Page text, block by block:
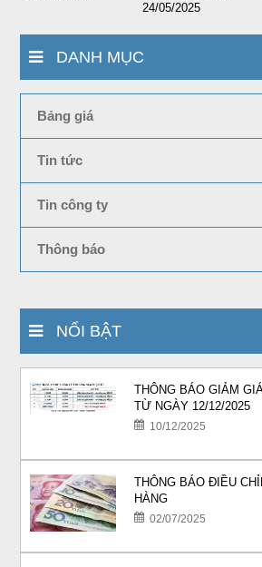
24/05/2025
DANH MỤC
Bảng giá
Tin tức
Tin công ty
Thông báo
NỔI BẬT
THÔNG BÁO GIẢM
TỪ NGÀY 12/12/2025
10/12/2025
THÔNG BÁO ĐIỀU
HÀNG
02/07/2025